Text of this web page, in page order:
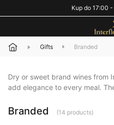
Kup do 17:00
Gifts Branded
Dry or sweet brand wines from
add elegance to every meal.
Branded (14 products)